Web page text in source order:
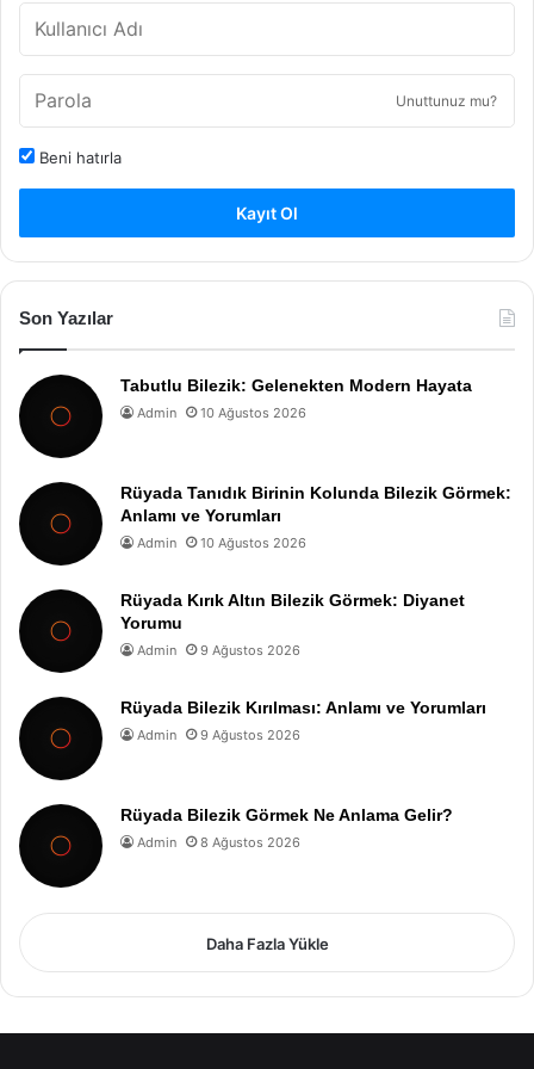
Unuttunuz mu?
Beni hatırla
Kayıt Ol
Son Yazılar
Tabutlu Bilezik: Gelenekten Modern Hayata
Admin 10 Ağustos 2026
Rüyada Tanıdık Birinin Kolunda Bilezik Görmek:
Anlamı ve Yorumları
Admin 10 Ağustos 2026
Rüyada Kırık Altın Bilezik Görmek: Diyanet
Yorumu
Admin 9 Ağustos 2026
Rüyada Bilezik Kırılması: Anlamı ve Yorumları
Admin 9 Ağustos 2026
Rüyada Bilezik Görmek Ne Anlama Gelir?
Admin 8 Ağustos 2026
Daha Fazla Yükle